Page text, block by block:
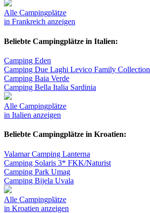
Alle Campingplätze
in Frankreich anzeigen
Beliebte Campingplätze in Italien:
Camping Eden
Camping Due Laghi Levico Family Collection
Camping Baia Verde
Camping Bella Italia Sardinia
Alle Campingplätze
in Italien anzeigen
Beliebte Campingplätze in Kroatien:
Valamar Camping Lanterna
Camping Solaris 3* FKK/Naturist
Camping Park Umag
Camping Bijela Uvala
Alle Campingplätze
in Kroatien anzeigen